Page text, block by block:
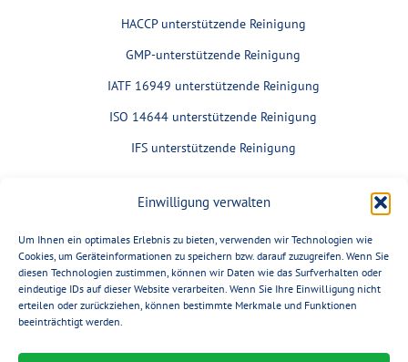
Einwilligung verwalten
Um Ihnen ein optimales Erlebnis zu bieten, verwenden wir Technologien wie
Cookies, um Geräteinformationen zu speichern bzw. darauf zuzugreifen. Wenn Sie
diesen Technologien zustimmen, können wir Daten wie das Surfverhalten oder
eindeutige IDs auf dieser Website verarbeiten. Wenn Sie Ihre Einwilligung nicht
erteilen oder zurückziehen, können bestimmte Merkmale und Funktionen
beeinträchtigt werden.
HACCP unterstützende Reinigung
GMP-unterstützende Reinigung
IATF 16949 unterstützende Reinigung
ISO 14644 unterstützende Reinigung
IFS unterstützende Reinigung